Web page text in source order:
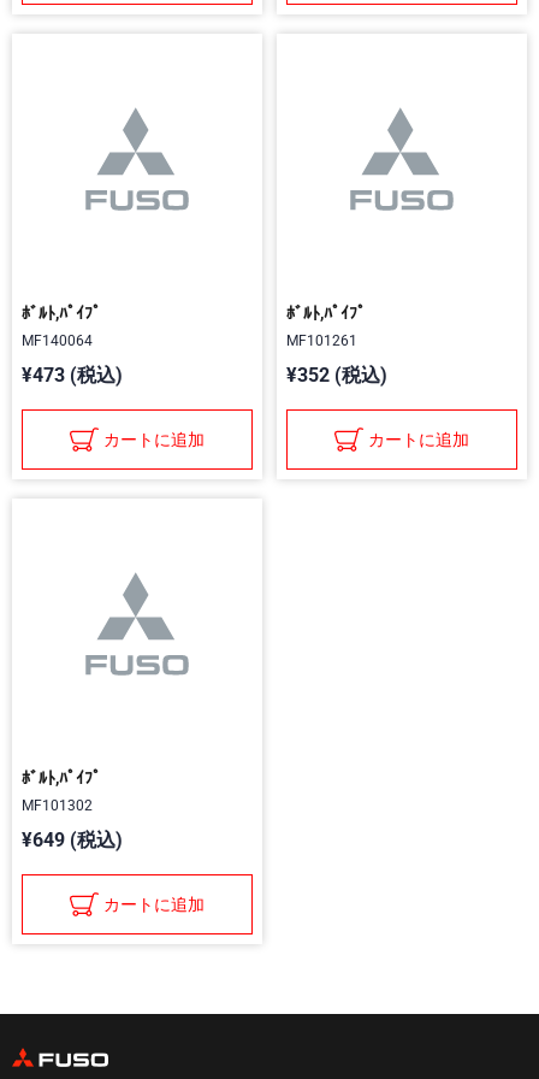
ﾎﾞﾙﾄ,ﾊﾟｲﾌﾟ
MF140064
¥473 (税込)
カートに追加
ﾎﾞﾙﾄ,ﾊﾟｲﾌﾟ
MF101261
¥352 (税込)
カートに追加
ﾎﾞﾙﾄ,ﾊﾟｲﾌﾟ
MF101302
¥649 (税込)
カートに追加